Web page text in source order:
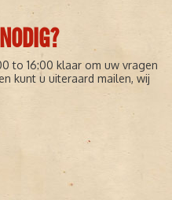
to 16:00 klaar om uw vragen
kunt u uiteraard mailen, wij